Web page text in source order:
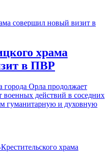
храма
в ПВР
города Орла продолжает
военных действий в соседних
гуманитарную и духовную